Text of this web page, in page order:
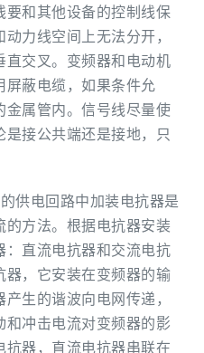
要和其他设备的控制线保
力线空间上无法分开，
直交叉。变频器和电动机
屏蔽电缆，如果条件允
金属管内。信号线尽量使
接公共端还是接地，只
供电回路中加装电抗器是
的方法。根据电抗器安装
：直流电抗器和交流电抗
器，它安装在变频器的输
生的谐波向电网传递，
和冲击电流对变频器的影
抗器，直流电抗器串联在